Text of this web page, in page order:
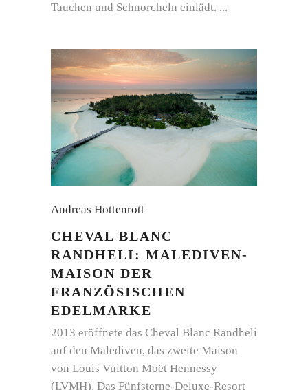
Tauchen und Schnorcheln einlädt.
Andreas Hottenrott
CHEVAL BLANC
RANDHELI: MALEDIVEN-
MAISON DER
FRANZÖSISCHEN
EDELMARKE
2013 eröffnete das Cheval Blanc Randheli
auf den Malediven, das zweite Maison
von Louis Vuitton Moët Hennessy
(LVMH). Das Fünfsterne-Deluxe-Resort